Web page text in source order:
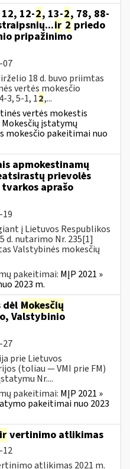
12-2, 13-2, 78, 88-
ir 2 priedo
pripažinimo
07
18 d. buvo priimtas
vertės mokesčio
3, 5-1, 12,...
vertės mokestis
Mokesčių įstatymų
mokesčio pakeitimai nuo
apmokestinamų
prievolės
aprašo
19
į Lietuvos Respublikos
d. nutarimo Nr. 235[1]
Valstybinės mokesčių
pakeitimai: MĮP 2021 »
2023 m.
dėl Mokesčių
Valstybinio
27
prie Lietuvos
(toliau — VMI prie FM)
Nr....
pakeitimai: MĮP 2021 »
pakeitimai nuo 2023
ir vertinimo atlikimas
12
atlikimas 2021 m.